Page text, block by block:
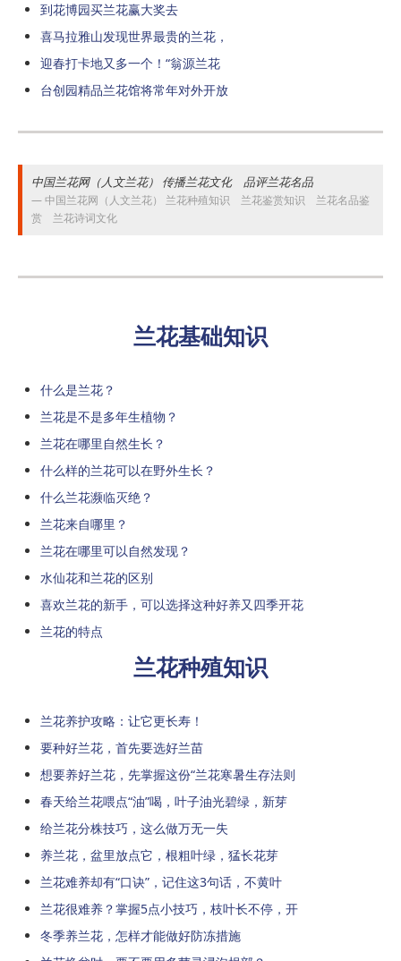
到花博园买兰花赢大奖去
喜马拉雅山发现世界最贵的兰花，
迎春打卡地又多一个！“翁源兰花
台创园精品兰花馆将常年对外开放
中国兰花网（人文兰花） 传播兰花文化 品评兰花名品
中国兰花网（人文兰花） 兰花种殖知识 兰花鉴赏知识 兰花名品鉴
赏 兰花诗词文化
兰花基础知识
什么是兰花？
兰花是不是多年生植物？
兰花在哪里自然生长？
什么样的兰花可以在野外生长？
什么兰花濒临灭绝？
兰花来自哪里？
兰花在哪里可以自然发现？
水仙花和兰花的区别
喜欢兰花的新手，可以选择这种好养又四季开花
兰花的特点
兰花种殖知识
兰花养护攻略：让它更长寿！
要种好兰花，首先要选好兰苗
想要养好兰花，先掌握这份“兰花寒暑生存法则
春天给兰花喂点“油”喝，叶子油光碧绿，新芽
给兰花分株技巧，这么做万无一失
养兰花，盆里放点它，根粗叶绿，猛长花芽
兰花难养却有“口诀”，记住这3句话，不黄叶
兰花很难养？掌握5点小技巧，枝叶长不停，开
冬季养兰花，怎样才能做好防冻措施